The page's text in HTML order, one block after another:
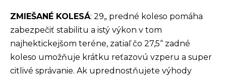
ZMIEŠANÉ KOLESÁ: 29„ predné koleso pomáha
zabezpečiť stabilitu a istý výkon v tom
najhektickejšom teréne, zatiaľ čo 27,5“ zadné
koleso umožňuje krátku reťazovú vzperu a super
citlivé správanie. Ak uprednostňujete výhody